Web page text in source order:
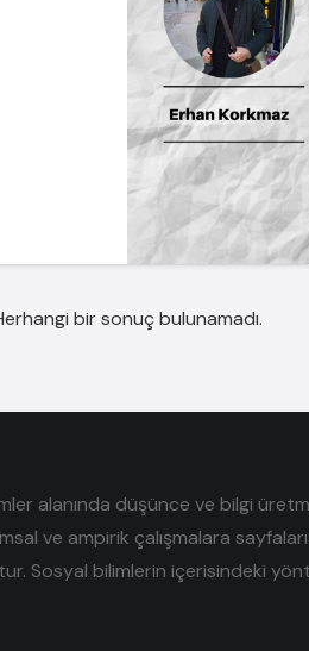
bir sonuç bulunamadı.
alanında düşünce ve bilgi
ve ampirik çalışmalara
Sosyal bilimlerin içerisindeki